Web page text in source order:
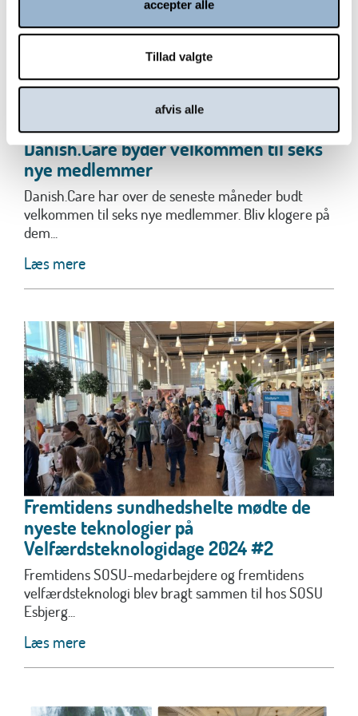
accepter alle
Tillad valgte
afvis alle
Danish.Care byder velkommen til seks
nye medlemmer
Danish.Care har over de seneste måneder budt
velkommen til seks nye medlemmer. Bliv klogere på
dem...
Læs mere
Fremtidens sundhedshelte mødte de
nyeste teknologier på
Velfærdsteknologidage 2024 #2
Fremtidens SOSU-medarbejdere og fremtidens
velfærdsteknologi blev bragt sammen til hos SOSU
Esbjerg...
Læs mere